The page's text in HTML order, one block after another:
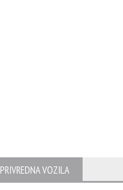
PRIVREDNA VOZILA